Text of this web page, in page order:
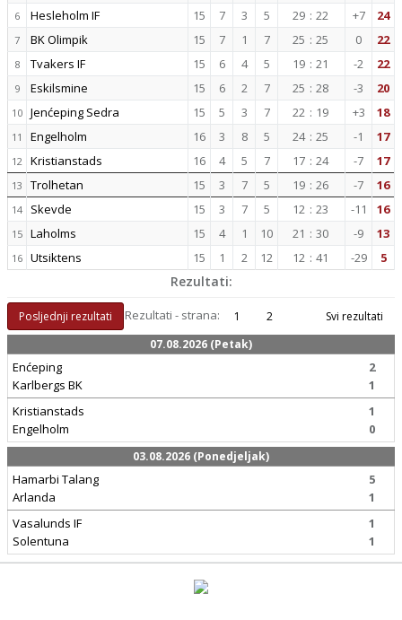
6 Hesleholm IF 15 7 3 5 29 : 22 +7 24
7 BK Olimpik 15 7 1 7 25 : 25 0 22
8 Tvakers IF 15 6 4 5 19 : 21 -2 22
9 Eskilsmine 15 6 2 7 25 : 28 -3 20
10 Jenćeping Sedra 15 5 3 7 22 : 19 +3 18
11 Engelholm 16 3 8 5 24 : 25 -1 17
12 Kristianstads 16 4 5 7 17 : 24 -7 17
13 Trolhetan 15 3 7 5 19 : 26 -7 16
14 Skevde 15 3 7 5 12 : 23 -11 16
15 Laholms 15 4 1 10 21 : 30 -9 13
16 Utsiktens 15 1 2 12 12 : 41 -29 5
Rezultati:
Posljednji rezultati Rezultati - strana: 1 2
Svi rezultati
07.08.2026 (Petak)
Enćeping
Karlbergs BK
2
1
Kristianstads
Engelholm
1
0
03.08.2026 (Ponedjeljak)
Hamarbi Talang
Arlanda
5
1
Vasalunds IF
Solentuna
1
1